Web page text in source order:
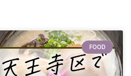
FOOD